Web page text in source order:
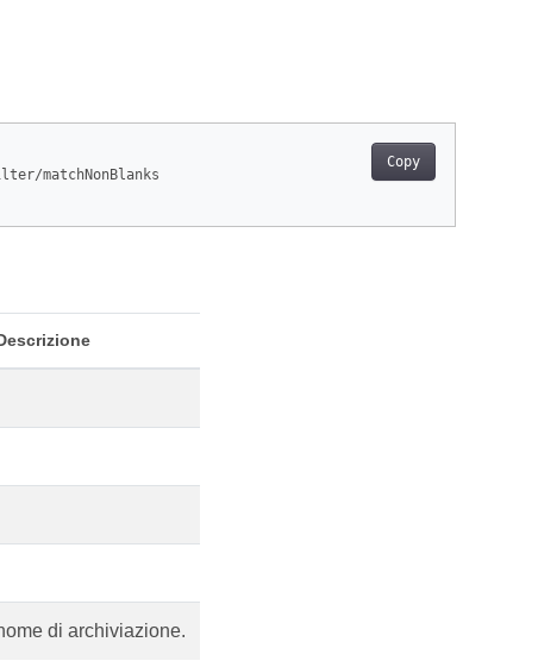
Copy
matchNonBlanks
di archiviazione.